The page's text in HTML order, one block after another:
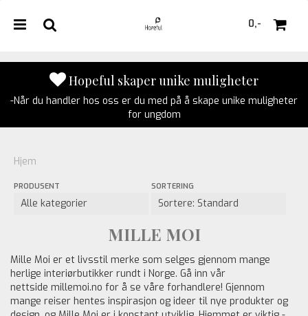
0,-
Hopeful skaper unike muligheter
-Når du handler hos oss er du med på å skape unike muligheter
for ungdom
Hjem
PRODUSENT SORTERING
MILLE MOI
Mille Moi er et livsstil merke som selges gjennom mange
herlige interiørbutikker rundt i Norge. Gå inn vår
nettside millemoi.no for å se våre forhandlere! Gjennom
mange reiser hentes inspirasjon og ideer til nye produkter og